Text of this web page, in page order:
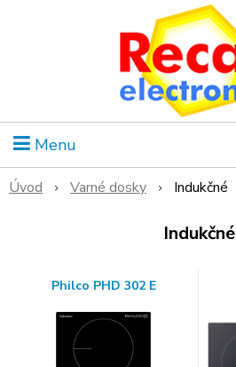
Menu
Úvod Varné dosky Indukčné
Indukčné
Philco PHD 302 E